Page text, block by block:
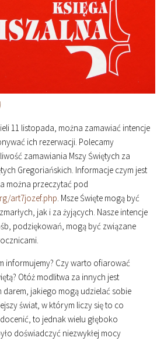
11 listopada, można zamawiać intencje
ich rezerwacji. Polecamy
zamawiania Mszy Świętych za
Gregoriańskich. Informacje czym jest
można przeczytać pod
art7jozef.php . Msze Święte mogą być
jak i za żyjących. Nasze intencje
podziękowań, mogą być związane
informujemy? Czy warto ofiarować
Otóż modlitwa za innych jest
jakiego mogą udzielać sobie
świat, w którym liczy się to co
to jednak wielu głęboko
doświadczyć niezwykłej mocy